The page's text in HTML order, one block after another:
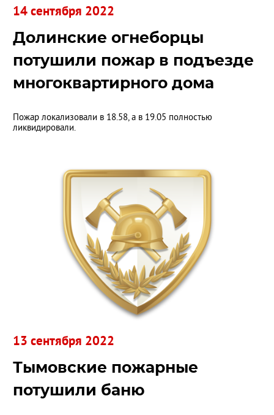
Долинские огнеборцы
потушили пожар в подъезде
многоквартирного дома
Пожар локализовали в 18.58, а в 19.05 полностью
ликвидировали.
14 сентября 2022
Тымовские пожарные
потушили баню
13 сентября 2022